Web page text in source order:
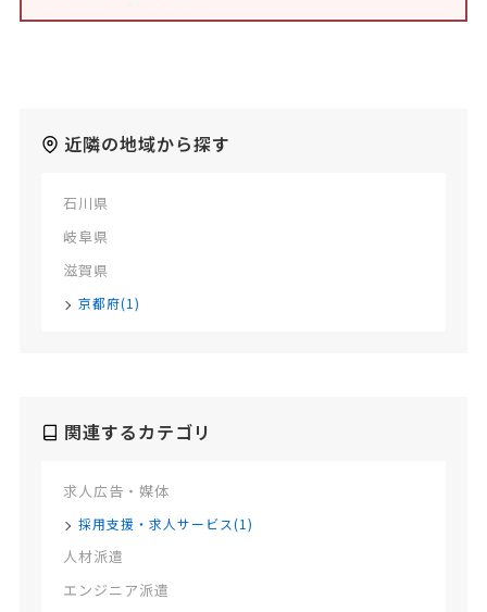
近隣の地域から探す
石川県
岐阜県
滋賀県
京都府(1)
関連するカテゴリ
求人広告・媒体
採用支援・求人サービス(1)
人材派遣
エンジニア派遣